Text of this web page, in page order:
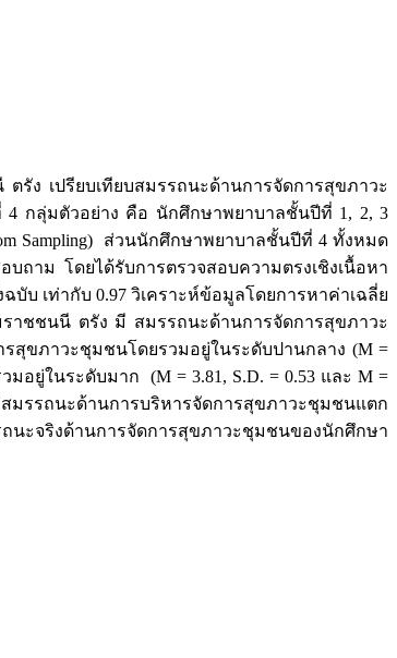
ง เปรียบเทียบสมรรถนะด้านการจัดการสุขภาวะ
กลุ่มตัวอย่าง คือ นักศึกษาพยาบาลชั้นปีที่ 1, 2, 3
Sampling) ส่วนนักศึกษาพยาบาลชั้นปีที่ 4 ทั้งหมด
ถาม โดยได้รับการตรวจสอบความตรงเชิงเนื้อหา
บับ เท่ากับ 0.97 วิเคราะห์ข้อมูลโดยการหาค่าเฉลี่ย
ราชชนนี ตรัง มี สมรรถนะด้านการจัดการสุขภาวะ
สุขภาวะชุมชนโดยรวมอยู่ในระดับปานกลาง (M =
อยู่ในระดับมาก (M = 3.81, S.D. = 0.53 และ M =
มรรถนะด้านการบริหารจัดการสุขภาวะชุมชนแตก
จริงด้านการจัดการสุขภาวะชุมชนของนักศึกษา